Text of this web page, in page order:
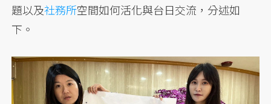
題以及社務所空間如何活化與台日交流，分述如
下。